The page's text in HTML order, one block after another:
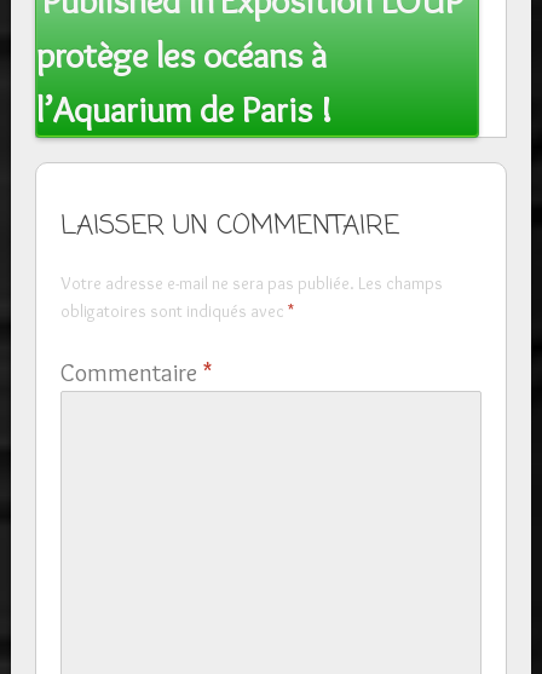
navigation
protège les océans à
l’Aquarium de Paris !
LAISSER UN COMMENTAIRE
Votre adresse e-mail ne sera pas publiée. Les champs
obligatoires sont indiqués avec *
Commentaire *